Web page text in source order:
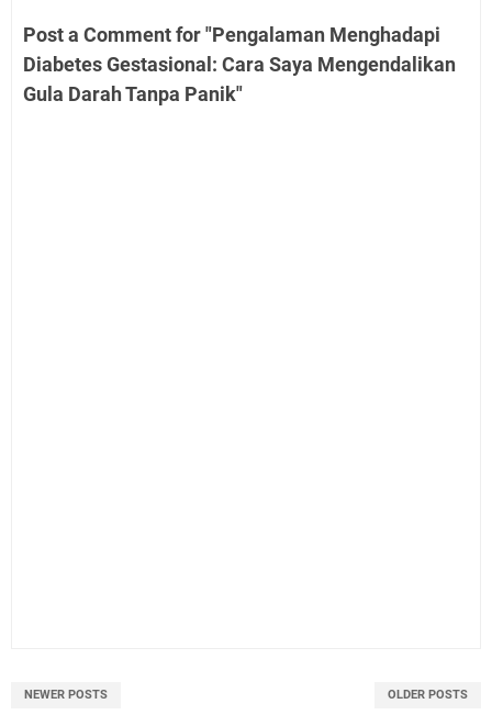
Post a Comment for "Pengalaman Menghadapi
Diabetes Gestasional: Cara Saya Mengendalikan
Gula Darah Tanpa Panik"
NEWER POSTS OLDER POSTS